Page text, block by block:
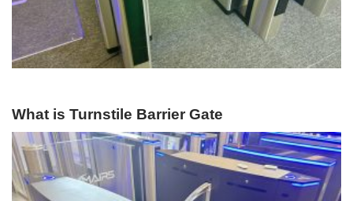
What is Turnstile Barrier Gate